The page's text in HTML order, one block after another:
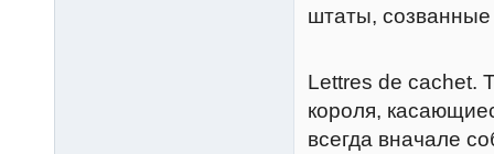
штаты, созванные
Lettres de cachet.
короля,
всегда вначале